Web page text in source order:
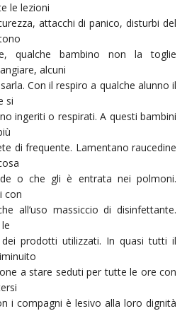
le lezioni
attacchi di panico, disturbi del
qualche bambino non la toglie
alcuni
Con il respiro a qualche alunno il
si
ingeriti o respirati. A questi bambini
di frequente. Lamentano raucedine
o che gli è entrata nei polmoni.
con
all’uso massiccio di disinfettante.
prodotti utilizzati. In quasi tutti il
a stare seduti per tutte le ore con
i compagni è lesivo alla loro dignità